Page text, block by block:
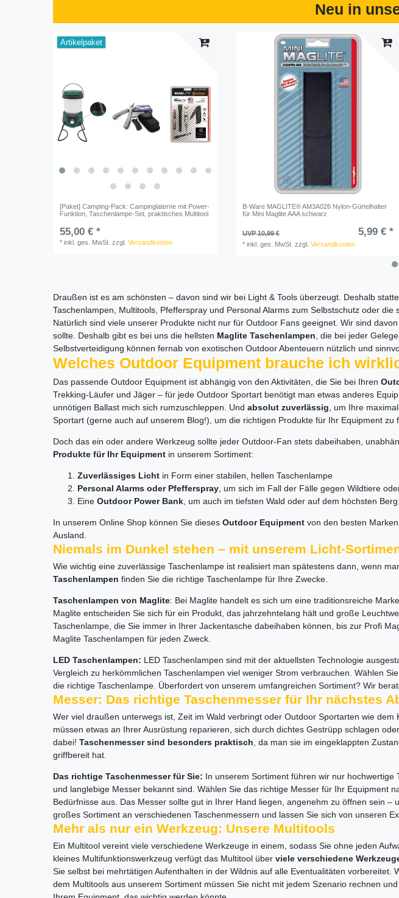
Neu in
Artikelpaket
[Paket] Camping-Pack: Campinglaterne mit Power-
Funktion, Taschenlampe-Set, praktisches Multitool
55,00 € *
*inkl. ges. MwSt. zzgl.Versandkosten
B-Ware MAGLITE® AM3A026 Nylon-Gürtelhalter
für Mini Maglite AAA schwarz
UVP 10,99 € 5,99 € *
*inkl. ges. MwSt. zzgl.Versandkosten
Draußen ist es am schönsten – davon sind wir bei Light & Tools überzeugt. Deshalb
Taschenlampen, Multitools, Pfefferspray und Personal Alarms zum Selbstschutz oder
Natürlich sind viele unserer Produkte nicht nur für Outdoor Fans geeignet. Wir sind
sollte. Deshalb gibt es bei uns die hellsten Maglite Taschenlampen , die bei jeder
Selbstverteidigung können fernab von exotischen Outdoor Abenteuern nützlich und
Welches Outdoor Equipment brauche ich
Das passende Outdoor Equipment ist abhängig von den Aktivitäten, die Sie bei Ihren
Trekking-Läufer und Jäger – für jede Outdoor Sportart benötigt man etwas anderes
unnötigen Ballast mich sich rumzuschleppen. Und absolut zuverlässig , um Ihre
Sportart (gerne auch auf unserem Blog!), um die richtigen Produkte für Ihr Equipment zu
Doch das ein oder andere Werkzeug sollte jeder Outdoor-Fan stets dabeihaben,
Produkte für Ihr Equipment in unserem Sortiment:
Zuverlässiges Licht in Form einer stabilen, hellen Taschenlampe
Personal Alarms oder Pfefferspray , um sich im Fall der Fälle gegen Wildtiere
Eine Outdoor Power Bank , um auch im tiefsten Wald oder auf dem höchsten
In unserem Online Shop können Sie dieses Outdoor Equipment von den besten
Ausland.
Niemals im Dunkel stehen – mit unserem Licht-
Wie wichtig eine zuverlässige Taschenlampe ist realisiert man spätestens dann, wenn
Taschenlampen finden Sie die richtige Taschenlampe für Ihre Zwecke.
Taschenlampen von Maglite: Bei Maglite handelt es sich um eine traditionsreiche
Maglite entscheiden Sie sich für ein Produkt, das jahrzehntelang hält und große
Taschenlampe, die Sie immer in Ihrer Jackentasche dabeihaben können, bis zur Profi
Maglite Taschenlampen für jeden Zweck.
LED Taschenlampen: LED Taschenlampen sind mit der aktuellsten Technologie
Vergleich zu herkömmlichen Taschenlampen viel weniger Strom verbrauchen. Wählen
die richtige Taschenlampe. Überfordert von unserem umfangreichen Sortiment? Wir
Messer: Das richtige Taschenmesser für Ihr nächstes
Wer viel draußen unterwegs ist, Zeit im Wald verbringt oder Outdoor Sportarten wie
müssen etwas an Ihrer Ausrüstung reparieren, sich durch dichtes Gestrüpp schlagen
dabei! Taschenmesser sind besonders praktisch , da man sie im eingeklappten
griffbereit hat.
Das richtige Taschenmesser für Sie: In unserem Sortiment führen wir nur hochwertige
und langlebige Messer bekannt sind. Wählen Sie das richtige Messer für Ihr
Bedürfnisse aus. Das Messer sollte gut in Ihrer Hand liegen, angenehm zu öffnen sein
großes Sortiment an verschiedenen Taschenmessern und lassen Sie sich von unseren
Mehr als nur ein Werkzeug: Unsere Multitools
Ein Multitool vereint viele verschiedene Werkzeuge in einem, sodass Sie ohne jeden
kleines Multifunktionswerkzeug verfügt das Multitool über viele verschiedene
Sie selbst bei mehrtätigen Aufenthalten in der Wildnis auf alle Eventualitäten
dem Multitools aus unserem Sortiment müssen Sie nicht mit jedem Szenario rechnen